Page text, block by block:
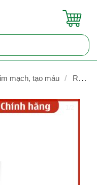
mạch, tạo máu /
Rối